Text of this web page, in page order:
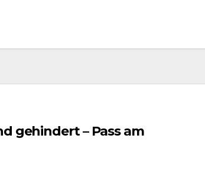
gehindert – Pass am